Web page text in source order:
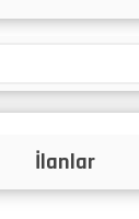
Projeler